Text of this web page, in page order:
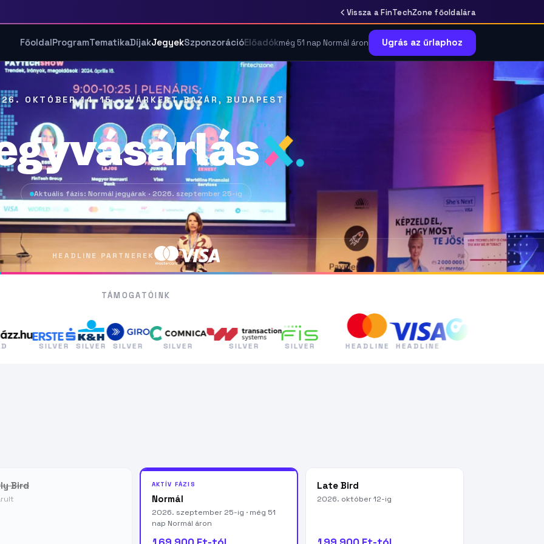
Vissza a FinTechZone főoldalára
FőoldalProgramTematikaDíjakJegyekSzponzorációElőadókmég 51 nap Normál áron Ugrás az űrlaphoz
OKTÓBER 14-15. · VÁRKERT BAZÁR, BUDAPEST
Aktuális fázis: Normál jegyárak · 2026. szeptember 25-ig
HEADLINE PARTNEREK
TÁMOGATÓINK
SILVER SILVER SILVER SILVER SILVER SILVER HEADLINE HEADLINE PLATINA
Bird AKTÍV FÁZIS
Normál
2026. szeptember 25-ig · még 51
nap Normál áron
Late Bird
2026. október 12-ig